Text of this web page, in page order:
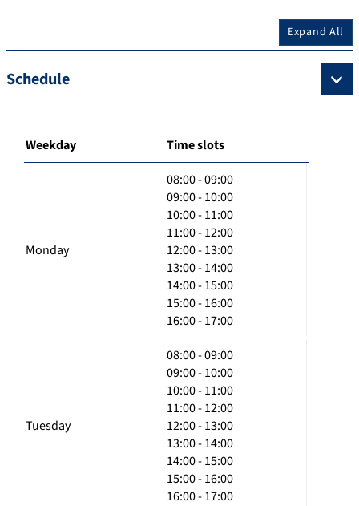
Expand All
Schedule
Weekday Time slots
Monday
08:00 - 09:00
09:00 - 10:00
10:00 - 11:00
11:00 - 12:00
12:00 - 13:00
13:00 - 14:00
14:00 - 15:00
15:00 - 16:00
16:00 - 17:00
Tuesday
08:00 - 09:00
09:00 - 10:00
10:00 - 11:00
11:00 - 12:00
12:00 - 13:00
13:00 - 14:00
14:00 - 15:00
15:00 - 16:00
16:00 - 17:00